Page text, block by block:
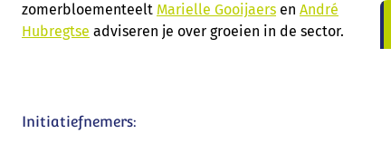
zomerbloementeelt Marielle Gooijaers en André
Hubregtse adviseren je over groeien in de sector.
Initiatiefnemers: